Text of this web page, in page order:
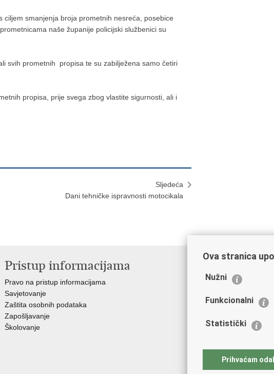
smanjenja broja prometnih nesreća, posebice
naše županije policijski službenici su
svih prometnih propisa te su zabilježena samo četiri
propisa, prije svega zbog vlastite sigurnosti, ali i
Sljedeća
Dani tehničke ispravnosti motocikala
Pristup informacijama
Pravo na pristup informacijama
Savjetovanje
Zaštita osobnih podataka
Zapošljavanje
Školovanje
Važne
Ministarstvo
Udruge
Policijska akademija
Zaklada policijske
Centar za
"Ivan Vučetić"
Ova stranica
Nužni
Funkcionalni
Statistički
Prihvaćam